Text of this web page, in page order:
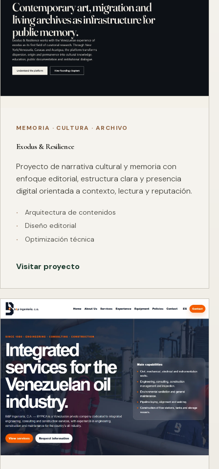
MEMORIA · CULTURA · ARCHIVO
Exodus & Resilience
Proyecto de narrativa cultural y memoria con
enfoque editorial, estructura clara y presencia
digital orientada a contexto, lectura y reputación.
Arquitectura de contenidos
Diseño editorial
Optimización técnica
Visitar proyecto